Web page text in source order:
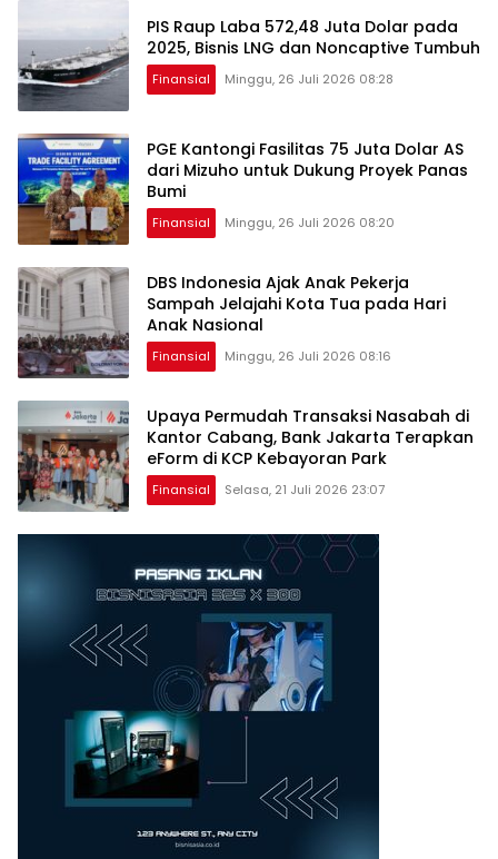
PIS Raup Laba 572,48 Juta Dolar pada
2025, Bisnis LNG dan Noncaptive Tumbuh
Finansial Minggu, 26 Juli 2026 08:28
PGE Kantongi Fasilitas 75 Juta Dolar AS
dari Mizuho untuk Dukung Proyek Panas
Bumi
Finansial Minggu, 26 Juli 2026 08:20
DBS Indonesia Ajak Anak Pekerja
Sampah Jelajahi Kota Tua pada Hari
Anak Nasional
Finansial Minggu, 26 Juli 2026 08:16
Upaya Permudah Transaksi Nasabah di
Kantor Cabang, Bank Jakarta Terapkan
eForm di KCP Kebayoran Park
Finansial Selasa, 21 Juli 2026 23:07